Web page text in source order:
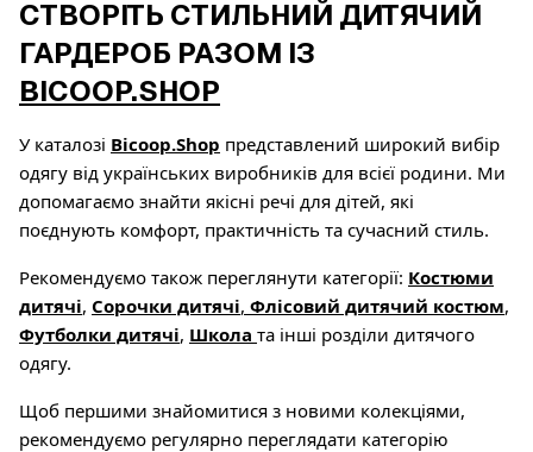
СТВОРІТЬ СТИЛЬНИЙ ДИТЯЧИЙ
ГАРДЕРОБ РАЗОМ ІЗ
BICOOP.SHOP
У каталозі Bicoop.Shop представлений широкий вибір
одягу від українських виробників для всієї родини. Ми
допомагаємо знайти якісні речі для дітей, які
поєднують комфорт, практичність та сучасний стиль.
Рекомендуємо також переглянути категорії: Костюми
дитячі, Сорочки дитячі, Флісовий дитячий костюм,
Футболки дитячі, Школа та інші розділи дитячого
одягу.
Щоб першими знайомитися з новими колекціями,
рекомендуємо регулярно переглядати категорію